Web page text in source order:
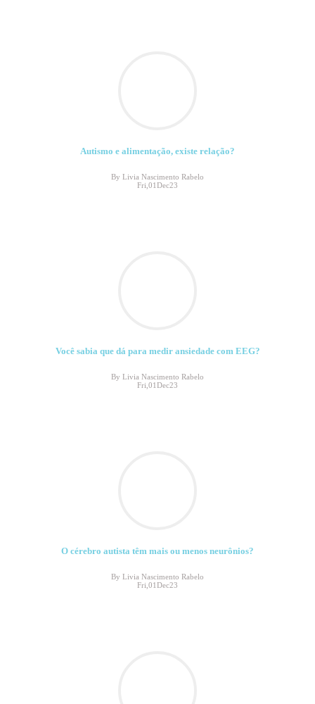
Autismo e alimentação, existe relação?
By Livia Nascimento Rabelo
Fri,01Dec23
Você sabia que dá para medir ansiedade com EEG?
By Livia Nascimento Rabelo
Fri,01Dec23
O cérebro autista têm mais ou menos neurônios?
By Livia Nascimento Rabelo
Fri,01Dec23